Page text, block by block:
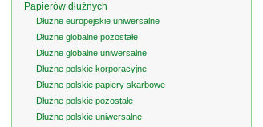
Papierów dłużnych
Dłużne europejskie uniwersalne
Dłużne globalne pozostałe
Dłużne globalne uniwersalne
Dłużne polskie korporacyjne
Dłużne polskie papiery skarbowe
Dłużne polskie pozostałe
Dłużne polskie uniwersalne